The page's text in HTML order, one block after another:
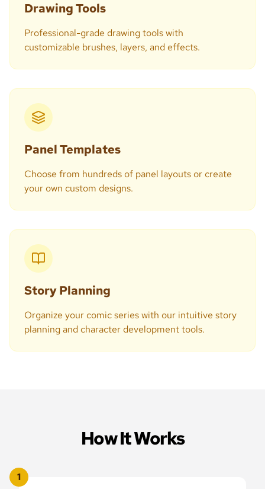
Drawing Tools
Professional-grade drawing tools with
customizable brushes, layers, and effects.
Panel Templates
Choose from hundreds of panel layouts or create
your own custom designs.
Story Planning
Organize your comic series with our intuitive story
planning and character development tools.
How It Works
1